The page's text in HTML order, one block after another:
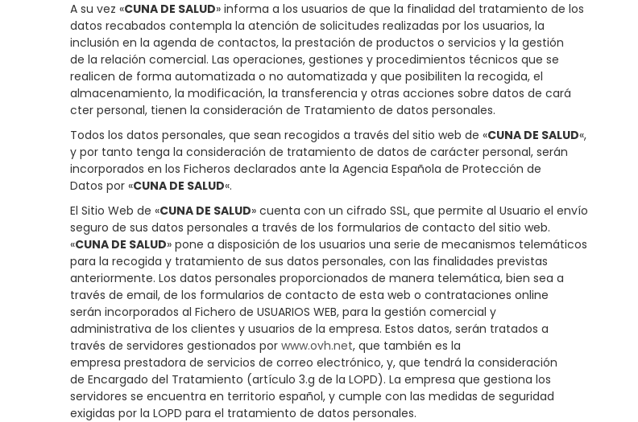
A su vez «CUNA DE SALUD» informa a los usuarios de que la finalidad del tratamiento de los
datos recabados contempla la atención de solicitudes realizadas por los usuarios, la
inclusión en la agenda de contactos, la prestación de productos o servicios y la gestión
de la relación comercial. Las operaciones, gestiones y procedimientos técnicos que se
realicen de forma automatizada o no automatizada y que posibiliten la recogida, el
almacenamiento, la modificación, la transferencia y otras acciones sobre datos de cará
cter personal, tienen la consideración de Tratamiento de datos personales.
Todos los datos personales, que sean recogidos a través del sitio web de «CUNA DE SALUD«,
y por tanto tenga la consideración de tratamiento de datos de carácter personal, serán
incorporados en los Ficheros declarados ante la Agencia Española de Protección de
Datos por «CUNA DE SALUD«.
El Sitio Web de «CUNA DE SALUD» cuenta con un cifrado SSL, que permite al Usuario el envío
seguro de sus datos personales a través de los formularios de contacto del sitio web.
«CUNA DE SALUD» pone a disposición de los usuarios una serie de mecanismos telemáticos
para la recogida y tratamiento de sus datos personales, con las finalidades previstas
anteriormente. Los datos personales proporcionados de manera telemática, bien sea a
través de email, de los formularios de contacto de esta web o contrataciones online
serán incorporados al Fichero de USUARIOS WEB, para la gestión comercial y
administrativa de los clientes y usuarios de la empresa. Estos datos, serán tratados a
través de servidores gestionados por www.ovh.net, que también es la
empresa prestadora de servicios de correo electrónico, y, que tendrá la consideración
de Encargado del Tratamiento (artículo 3.g de la LOPD). La empresa que gestiona los
servidores se encuentra en territorio español, y cumple con las medidas de seguridad
exigidas por la LOPD para el tratamiento de datos personales.